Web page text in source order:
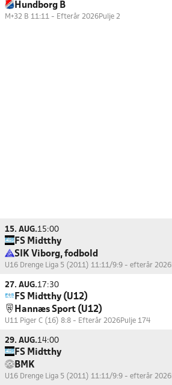
Hundborg B
M+32 B 11:11 - Efterår 2026Pulje 2
15. AUG.15:00
FS Midtthy
SIK Viborg, fodbold
U16 Drenge Liga 5 (2011) 11:11/9:9 - efterår 2026
27. AUG.17:30
FS Midtthy (U12)
Hannæs Sport (U12)
U11 Piger C (16) 8:8 - Efterår 2026Pulje 174
29. AUG.14:00
FS Midtthy
BMK
U16 Drenge Liga 5 (2011) 11:11/9:9 - efterår 2026